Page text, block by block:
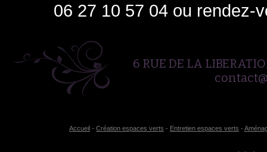
06 27 10 57 04 ou rendez-
6 RUE DE LA
Accueil - Création espaces verts - Entretien espaces verts -